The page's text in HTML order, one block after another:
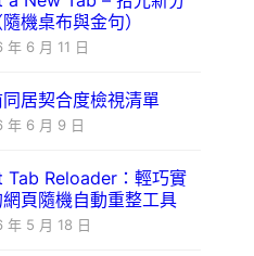
機桌布與金句）
年 6 月 11 日
居契合度檢視清單
年 6 月 9 日
Tab Reloader：輕巧實
網頁隨機自動重整工具
年 5 月 18 日